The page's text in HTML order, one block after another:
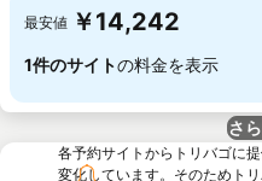
最安値 ￥14,242
1件のサイトの料金を表示
さ
各予約サイトからトリバゴに
変化しています。そのためト